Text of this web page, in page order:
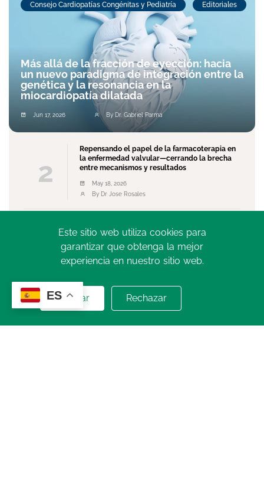
Este sitio web utiliza cookies para
garantizar que obtenga la mejor
experiencia en nuestro sitio web.
Aceptar Rechazar
Consejo Cardiopatías Congénitas y Pediatría Editoriales
Más allá de la fracción de eyección: hacia
un nuevo paradigma de integración entre la
genética y la resonancia en la
miocardiopatía dilatada
Jun 17, 2026 By Dr. Gabriel Parma
2
Repensando el papel de la farmacoterapia en
la enfermedad valvular—cerrando la brecha
entre mecanismos y resultados
May 18, 2026
By Dr Jose Rosales
Recomendación, una Necesidad Global
May 13, 2026
By Dr. Norberto Bornancini
Ver más
ES